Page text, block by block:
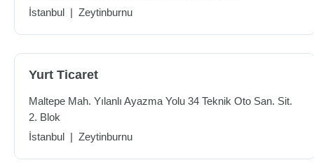
İstanbul | Zeytinburnu
Yurt Ticaret
Maltepe Mah. Yılanlı Ayazma Yolu 34 Teknik Oto San. Sit.
2. Blok
İstanbul | Zeytinburnu